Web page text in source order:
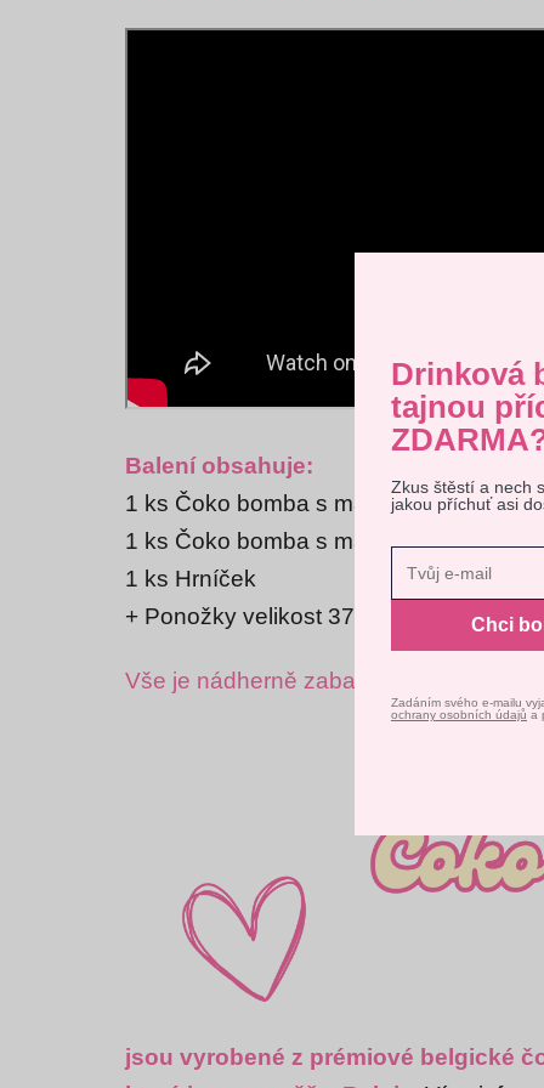
Tento
Balení obsahuje:
1 ks Čoko bomba s marshmallow -
1 ks Čoko bomba s marshmallow - bílá
1 ks Hrníček
+ Ponožky velikost 37 - 41 (ve
Vše je nádherně zabalené v dárkové
jsou vyrobené z prémiové belgické
Drinková
tajnou
Zkus štěstí a nech
jakou příchuť asi
Chci
Zadáním svého e-mailu
ochrany osobních údajů a